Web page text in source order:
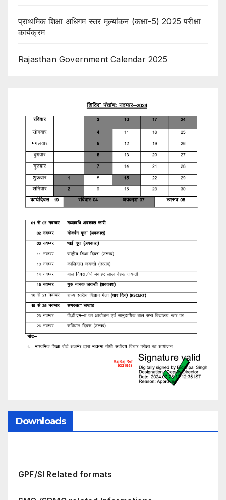
प्राथमिक शिक्षा अधिगम स्तर मूल्यांकन (कक्षा-5) 2025 परीक्षा
कार्यक्रम
Rajasthan Government Calendar 2025
Downloads
GPF/SI Related formats